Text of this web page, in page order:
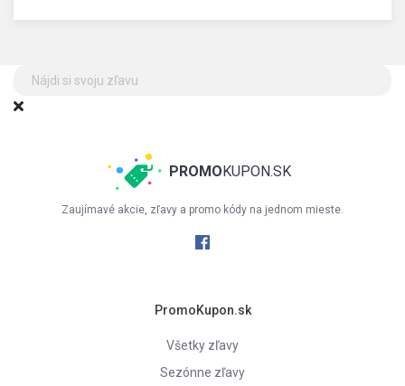
PROMOKUPON.SK
Zaujímavé akcie, zľavy a promo kódy na jednom mieste.
PromoKupon.sk
Všetky zľavy
Sezónne zľavy